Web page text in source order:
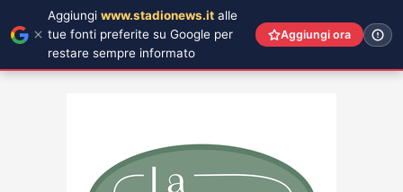
Aggiungi www.stadionews.it alle
tue fonti preferite su Google per
restare sempre informato
Aggiungi ora